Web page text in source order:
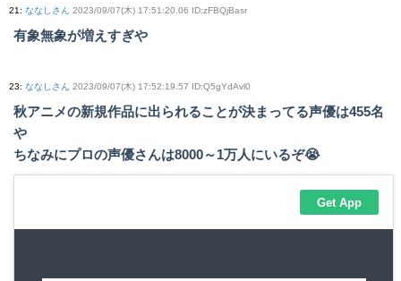
21: ななしさん 2023/09/07(木) 17:51:20.06 ID:zFBQjBasr
有象無象が増えすぎや
23: ななしさん 2023/09/07(木) 17:52:19.57 ID:Q5gYdAvl0
秋アニメの新規作品に出られることが決まってる声優は455名
や
ちなみにプロの声優さんは8000～1万人にいるぞ😭